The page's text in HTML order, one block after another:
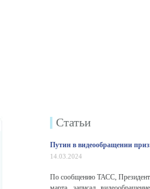
Статьи
Путин в видеообращении
14.03.2024
По сообщению ТАСС, Президент